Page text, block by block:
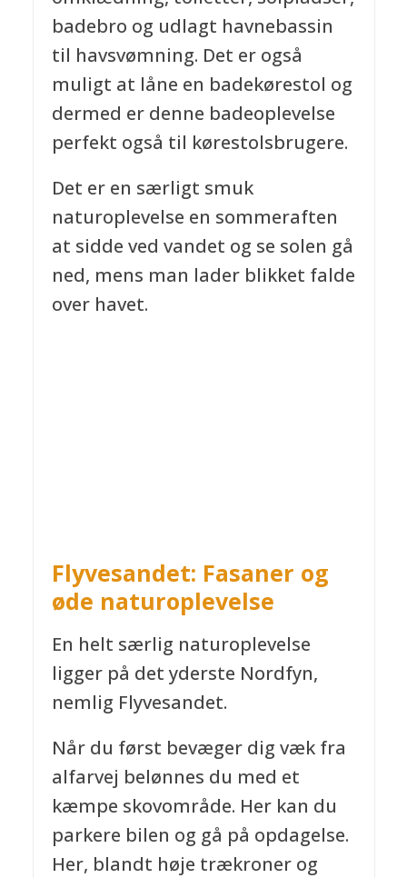
badebro og udlagt havnebassin
til havsvømning. Det er også
muligt at låne en badekørestol og
dermed er denne badeoplevelse
perfekt også til kørestolsbrugere.
Det er en særligt smuk
naturoplevelse en sommeraften
at sidde ved vandet og se solen gå
ned, mens man lader blikket falde
over havet.
Flyvesandet: Fasaner og
øde naturoplevelse
En helt særlig naturoplevelse
ligger på det yderste Nordfyn,
nemlig Flyvesandet.
Når du først bevæger dig væk fra
alfarvej belønnes du med et
kæmpe skovområde. Her kan du
parkere bilen og gå på opdagelse.
Her, blandt høje trækroner og